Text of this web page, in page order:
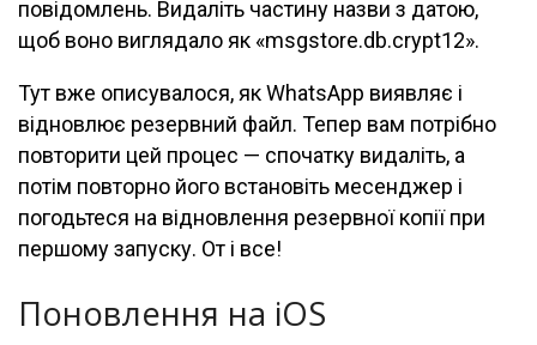
повідомлень. Видаліть частину назви з датою,
щоб воно виглядало як «msgstore.db.crypt12».
Тут вже описувалося, як WhatsApp виявляє і
відновлює резервний файл. Тепер вам потрібно
повторити цей процес — спочатку видаліть, а
потім повторно його встановіть месенджер і
погодьтеся на відновлення резервної копії при
першому запуску. От і все!
Поновлення на iOS